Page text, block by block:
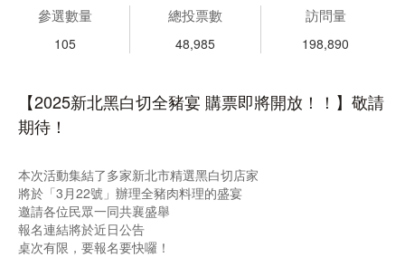
參選數量
105
總投票數
48,985
訪問量
198,890
【2025新北黑白切全豬宴 購票即將開放！！】敬請
期待！
本次活動集結了多家新北市精選黑白切店家
將於「3月22號」辦理全豬肉料理的盛宴
邀請各位民眾一同共襄盛舉
報名連結將於近日公告
桌次有限，要報名要快囉！